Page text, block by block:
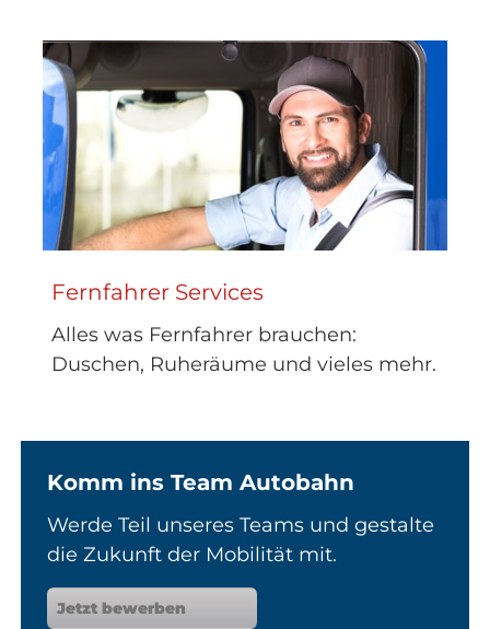
Fernfahrer Services
Alles was Fernfahrer brauchen:
Duschen, Ruheräume und vieles mehr.
Komm ins Team Autobahn
Werde Teil unseres Teams und gestalte
die Zukunft der Mobilität mit.
Jetzt bewerben